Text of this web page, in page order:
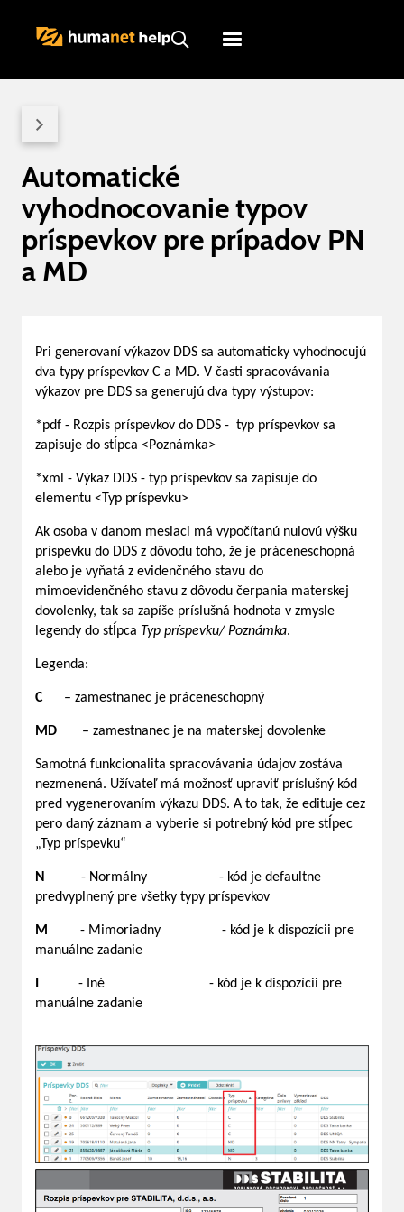
Humanet
Automatické
vyhodnocovanie typov
príspevkov pre prípadov PN
a MD
Pri generovaní výkazov DDS sa automaticky vyhodnocujú
dva typy príspevkov C a MD. V časti spracovávania
výkazov pre DDS sa generujú dva typy výstupov:
*pdf - Rozpis príspevkov do DDS - typ príspevkov sa
zapisuje do stĺpca <Poznámka>
*xml - Výkaz DDS - typ príspevkov sa zapisuje do
elementu <Typ príspevku>
Ak osoba v danom mesiaci má vypočítanú nulovú výšku
príspevku do DDS z dôvodu toho, že je práceneschopná
alebo je vyňatá z evidenčného stavu do
mimoevidenčného stavu z dôvodu čerpania materskej
dovolenky, tak sa zapíše príslušná hodnota v zmysle
legendy do stĺpca Typ príspevku/ Poznámka.
Legenda:
C – zamestnanec je práceneschopný
MD – zamestnanec je na materskej dovolenke
Samotná funkcionalita spracovávania údajov zostáva
nezmenená. Užívateľ má možnosť upraviť príslušný kód
pred vygenerovaním výkazu DDS. A to tak, že edituje cez
pero daný záznam a vyberie si potrebný kód pre stĺpec
„Typ príspevku“
N - Normálny - kód je defaultne
predvyplnený pre všetky typy príspevkov
M - Mimoriadny - kód je k dispozícii pre
manuálne zadanie
- Iné - kód je k dispozícii pre
manuálne zadanie